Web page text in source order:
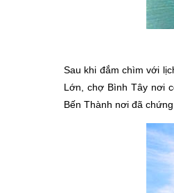
Sau khi đắm chìm với
Lớn, chợ Bình Tây nơi
Bến Thành nơi đã